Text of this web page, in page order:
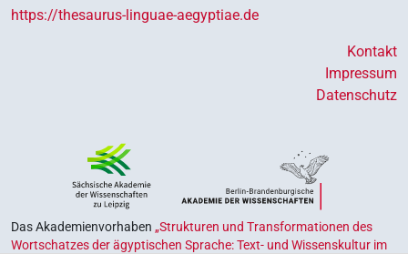
https://thesaurus-linguae-aegyptiae.de
Kontakt
Impressum
Datenschutz
Das Akademienvorhaben „Strukturen und Transformationen des
Wortschatzes der ägyptischen Sprache: Text- und Wissenskultur im